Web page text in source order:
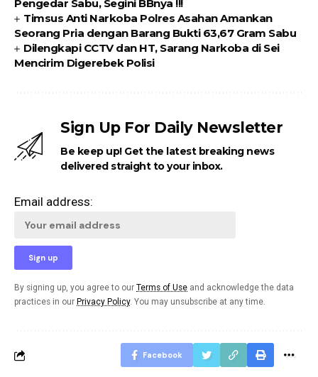
Pengedar Sabu, Segini BBnya !!!
Timsus Anti Narkoba Polres Asahan Amankan
Seorang Pria dengan Barang Bukti 63,67 Gram Sabu
Dilengkapi CCTV dan HT, Sarang Narkoba di Sei
Mencirim Digerebek Polisi
Sign Up For Daily Newsletter
Be keep up! Get the latest breaking news
delivered straight to your inbox.
Email address:
By signing up, you agree to our Terms of Use and acknowledge the data
practices in our Privacy Policy. You may unsubscribe at any time.
Facebook